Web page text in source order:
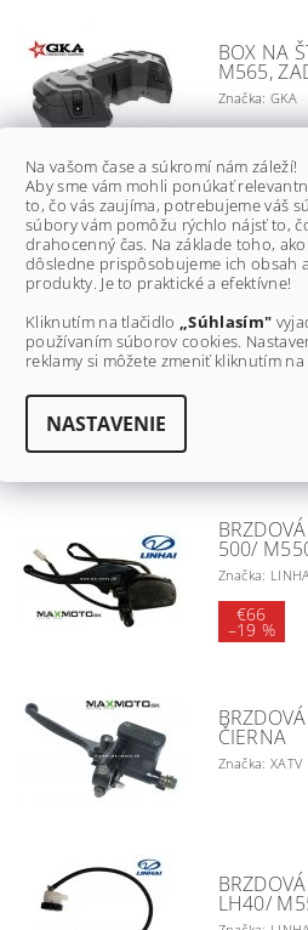
BOX NA
M565,
Značka: GKA
BOX NA
M550/
Značka: LINHAI
400/
500/
Značka:
€66
–19 %
ČIERNA
Značka: XATV
LH40/
Na vašom čase a súkromí nám záleží!
Aby sme vám mohli ponúkať
to, čo vás zaujíma, potrebujeme váš
súbory vám pomôžu rýchlo nájsť to,
drahocenný čas. Na základe toho,
dôsledne prispôsobujeme ich obsah
produkty. Je to praktické a efektívne!
Kliknutím na tlačidlo „Súhlasím"
používaním súborov cookies.
reklamy si môžete zmeniť kliknutím na
NASTAVENIE